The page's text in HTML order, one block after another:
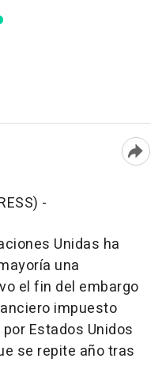
-
Unidas ha
una
el fin del embargo
impuesto
Estados Unidos
se repite año tras